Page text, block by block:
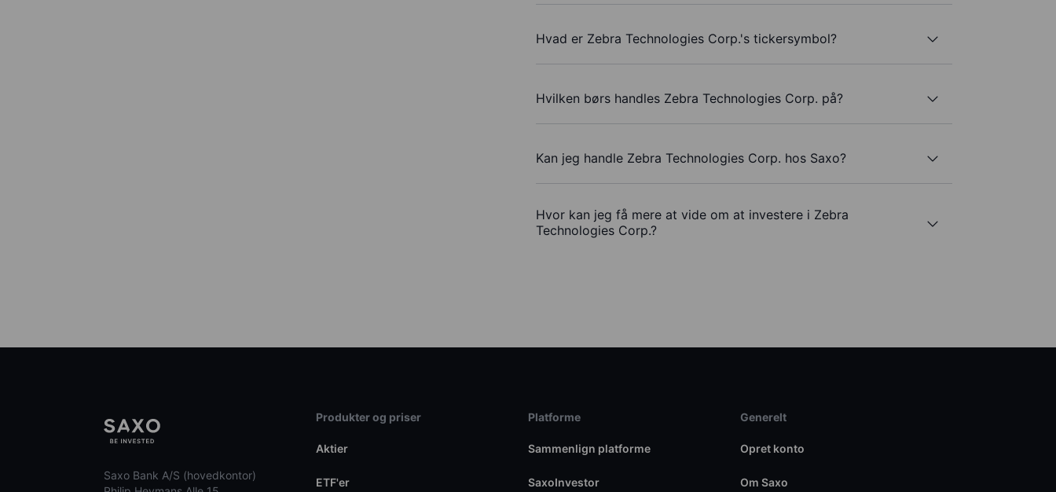
Hvad er Zebra Technologies Corp.'s tickersymbol?
Hvilken børs handles Zebra Technologies Corp. på?
Kan jeg handle Zebra Technologies Corp. hos Saxo?
Hvor kan jeg få mere at vide om at investere i Zebra
Technologies Corp.?
Saxo Bank A/S (hovedkontor)
Produkter og priser
Aktier
ETF'er
Platforme
Sammenlign platforme
SaxoInvestor
Generelt
Opret konto
Om Saxo